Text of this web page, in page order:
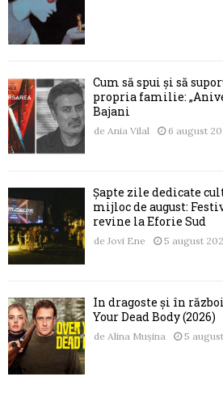
Cum să spui și să
propria familie:
Bajani
de Ania Vilal 6 august
Șapte zile dedicate
mijloc de august:
revine la Eforie Sud
de Jovi Ene 5 august
În dragoste și în
Your Dead Body (2026)
de Alina Mușina 5